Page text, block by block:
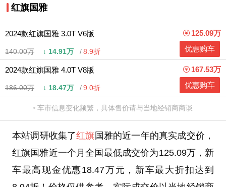
红旗国雅
2024款红旗国雅 3.0T V6版
140.00万 ↓ 14.91万 8.9折
125.09万
优惠购车
2024款红旗国雅 4.0T V8版
186.00万 ↓ 18.47万 9.0折
167.53万
优惠购车
车市信息变化频繁，具体售价请与当地经销商商谈
本站调研收集了红旗国雅的近一年的真实成交价，
红旗国雅近一个月全国最低成交价为125.09万，新
车最高现金优惠18.47万元，新车最大折扣达到